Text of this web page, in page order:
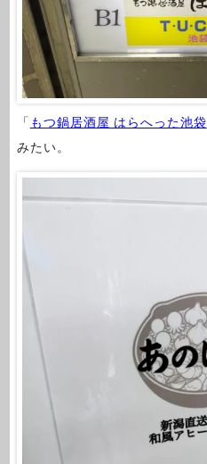
「 もつ鍋居酒屋 はらへった池袋
みたい。